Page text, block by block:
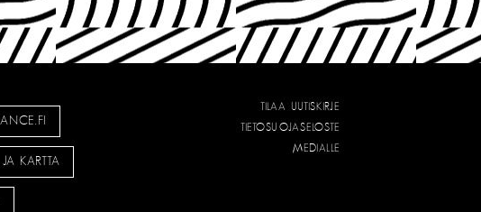
KARTTA
TILAA UUTISKIRJE
TIETOSUOJASELOSTE
MEDIALLE